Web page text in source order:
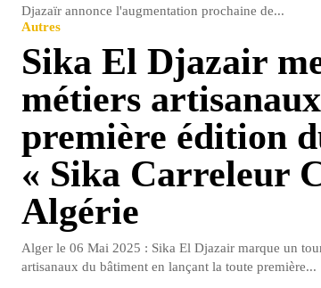
Djazaïr annonce l'augmentation prochaine de...
Autres
Sika El Djazair
métiers
première édition
« Sika Carreleur
Algérie
Alger le 06 Mai 2025 : Sika El Djazair marque un
artisanaux du bâtiment en lançant la toute première...